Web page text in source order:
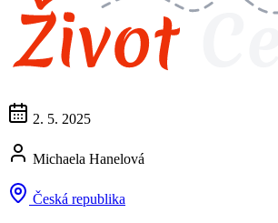
2. 5. 2025
Michaela Hanelová
Česká republika